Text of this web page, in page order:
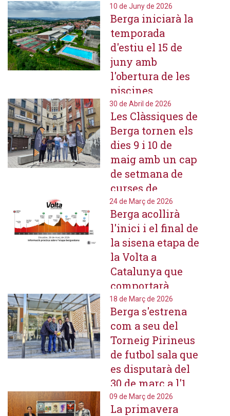
l'esport, la natura
i el territori
10 de Juny de 2026
Berga iniciarà la
temporada
d'estiu el 15 de
juny amb
l'obertura de les
piscines
municipals de la
zona esportiva
30 de Abril de 2026
Les Clàssiques de
Berga tornen els
dies 9 i 10 de
maig amb un cap
de setmana de
curses de
muntanya
24 de Març de 2026
Berga acollirà
l'inici i el final de
la sisena etapa de
la Volta a
Catalunya que
comportarà
afectacions el
dissabte 28 de
març
18 de Març de 2026
Berga s'estrena
com a seu del
Torneig Pirineus
de futbol sala que
es disputarà del
30 de març a l'1
d'abril
09 de Març de 2026
La primavera